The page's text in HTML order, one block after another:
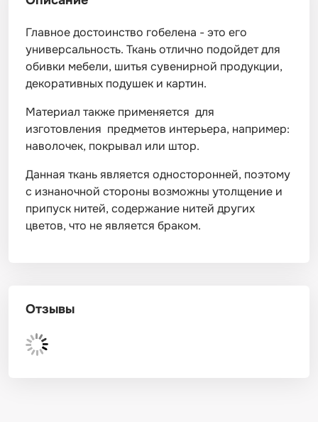
Главное достоинство гобелена - это его
универсальность. Ткань отлично подойдет для
обивки мебели, шитья сувенирной продукции,
декоративных подушек и картин.
Материал также применяется для
изготовления предметов интерьера, например:
наволочек, покрывал или штор.
Данная ткань является односторонней, поэтому
с изнаночной стороны возможны утолщение и
припуск нитей, содержание нитей других
цветов, что не является браком.
Отзывы